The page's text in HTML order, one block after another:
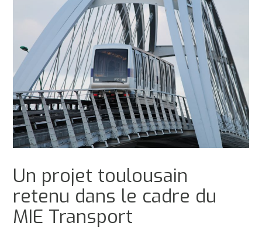
JUILLET 24, 2026
Un projet toulousain
retenu dans le cadre du
MIE Transport